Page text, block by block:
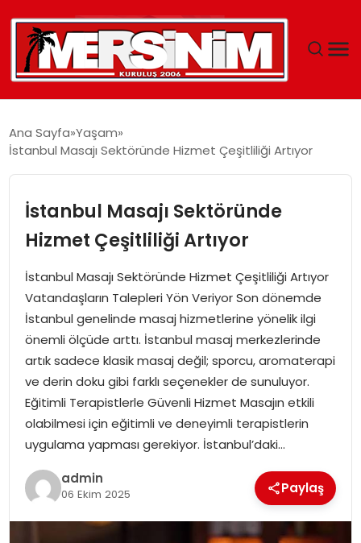
GÜNCEL
SAĞLIK
EĞITIM
SPOR
EKONOMI
MAGAZIN
DÜNYA
OTOMOBIL
Ana Sayfa Yaşam
İstanbul Masajı Sektöründe Hizmet Çeşitliliği Artıyor
İstanbul Masajı Sektöründe
Hizmet Çeşitliliği Artıyor
İstanbul Masajı Sektöründe Hizmet Çeşitliliği Artıyor
Vatandaşların Talepleri Yön Veriyor Son dönemde
İstanbul genelinde masaj hizmetlerine yönelik ilgi
önemli ölçüde arttı. İstanbul masaj merkezlerinde
artık sadece klasik masaj değil; sporcu, aromaterapi
ve derin doku gibi farklı seçenekler de sunuluyor.
Eğitimli Terapistlerle Güvenli Hizmet Masajın etkili
olabilmesi için eğitimli ve deneyimli terapistlerin
uygulama yapması gerekiyor. İstanbul’daki…
admin
06 Ekim 2025 Paylaş